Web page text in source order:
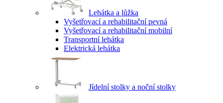
Lehátka a lůžka
Vyšetřovací a rehabilitační pevná
Vyšetřovací a rehabilitační mobilní
Transportní lehátka
Elektrická lehátka
Jídelní stolky a noční stolky